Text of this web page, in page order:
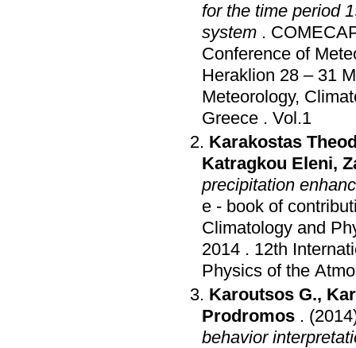
for the time period
system .
Conference of
Heraklion 28 – 31
Meteorology,
Greece . Vol.1
Karakostas
Katragkou Eleni,
precipitation
e - book of
Climatology and
2014 . 12th
Physics of the
Karoutsos G.,
Prodromos .
behavior